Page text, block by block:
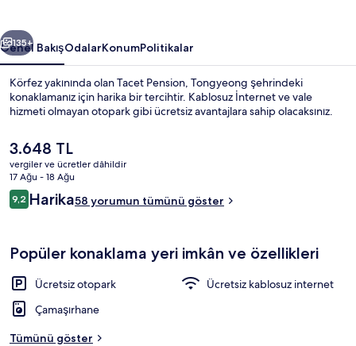
Sonraki
135+
Genel BakışOdalarKonumPolitikalar
Körfez yakınında olan Tacet Pension, Tongyeong şehrindeki
konaklamanız için harika bir tercihtir. Kablosuz İnternet ve vale
hizmeti olmayan otopark gibi ücretsiz avantajlara sahip olacaksınız.
Şu
anki
fiyat
3.648 TL
3.648 TL
vergiler ve ücretler dâhildir
17 Ağu - 18 Ağu
Yorumlar
9,29,2/10
Harika58 yorumun tümünü göster
Popüler konaklama yeri imkân ve özellikleri
Ücretsiz otopark
Ücretsiz kablosuz internet
Çamaşırhane
Tümünü göster